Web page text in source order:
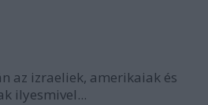
az izraeliek, amerikaiak és
ilyesmivel...